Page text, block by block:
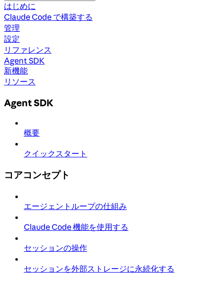
はじめに
Claude Code で構築する
管理
設定
リファレンス
Agent SDK
新機能
リソース
Agent SDK
概要
クイックスタート
コアコンセプト
エージェントループの仕組み
Claude Code 機能を使用する
セッションの操作
セッションを外部ストレージに永続化する